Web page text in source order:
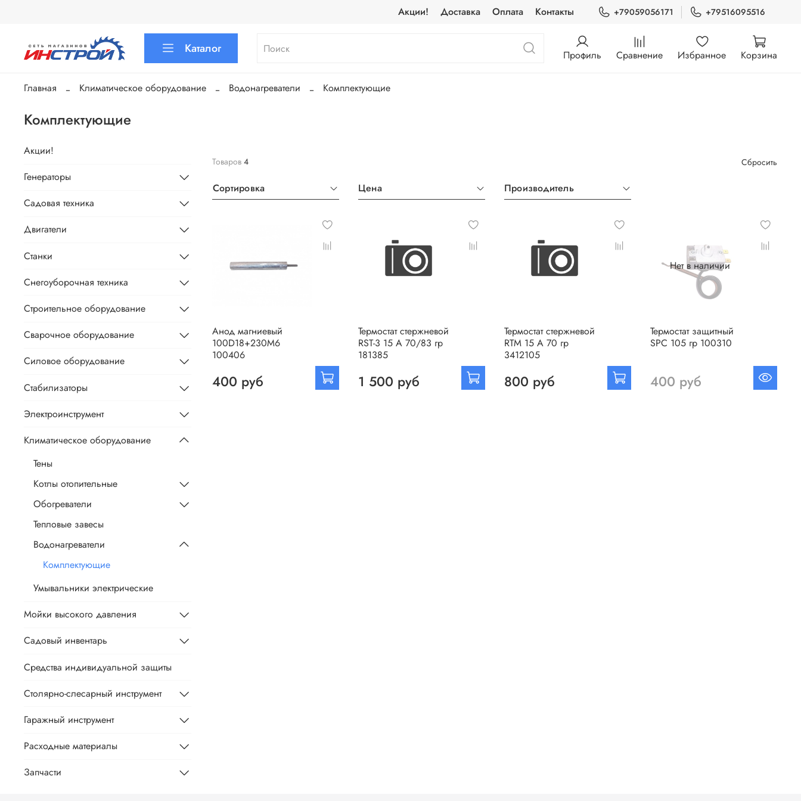
Акции! Доставка Оплата Контакты +79059056171 +79516095516
Каталог Профиль Сравнение Избранное Корзина
Главная Климатическое оборудование Водонагреватели Комплектующие
Комплектующие
Товаров 4 Сбросить
Сортировка Цена Производитель
Анод магниевый
100D18+230M6
100406
400 руб
Термостат стержневой
RST-3 15 А 70/83 гр
181385
1 500 руб
Термостат стержневой
RTM 15 А 70 гр
3412105
800 руб
Нет в наличии
Термостат защитный
SPC 105 гр 100310
400 руб
Акции!
Генераторы
Садовая техника
Двигатели
Станки
Снегоуборочная техника
Строительное оборудование
Сварочное оборудование
Силовое оборудование
Стабилизаторы
Электроинструмент
Климатическое оборудование
Тены
Котлы отопительные
Обогреватели
Тепловые завесы
Водонагреватели
Комплектующие
Умывальники электрические
Мойки высокого давления
Садовый инвентарь
Средства индивидуальной защиты
Столярно-слесарный инструмент
Гаражный инструмент
Расходные материалы
Запчасти